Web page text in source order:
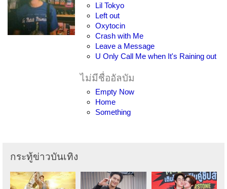
Lil Tokyo
Left out
Oxytocin
Crash with Me
Leave a Message
U Only Call Me when It's Raining out
ไม่มีชื่ออัลบัม
Empty Now
Home
Something
กระทู้ข่าวบันเทิง